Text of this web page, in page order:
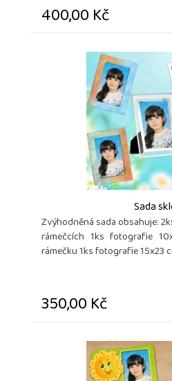
400,00 Kč
Sada
Zvýhodněná sada obsahuje:
rámečcích 1ks fotografie
rámečku 1ks fotografie 15x23
350,00 Kč